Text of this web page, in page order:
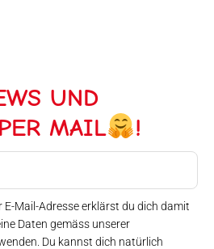
UND
MAIL
!
E-Mail-Adresse erklärst du dich damit
Daten gemäss unserer
Du kannst dich natürlich